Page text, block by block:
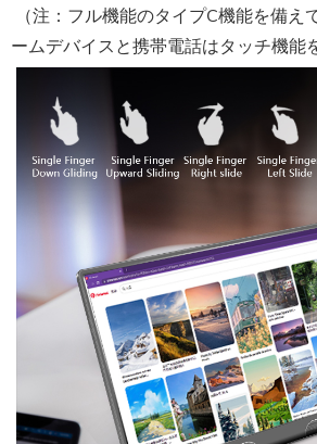
ームデバイスと携帯電話はタッチ機能